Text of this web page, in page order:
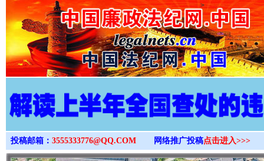
>
投稿邮箱： 3555333776@QQ.COM 网络推广投稿点击进入>>>